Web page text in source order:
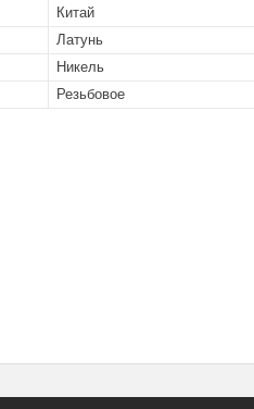
Китай
Латунь
Никель
Резьбовое